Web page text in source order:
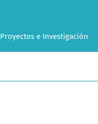
Proyectos e Investigación